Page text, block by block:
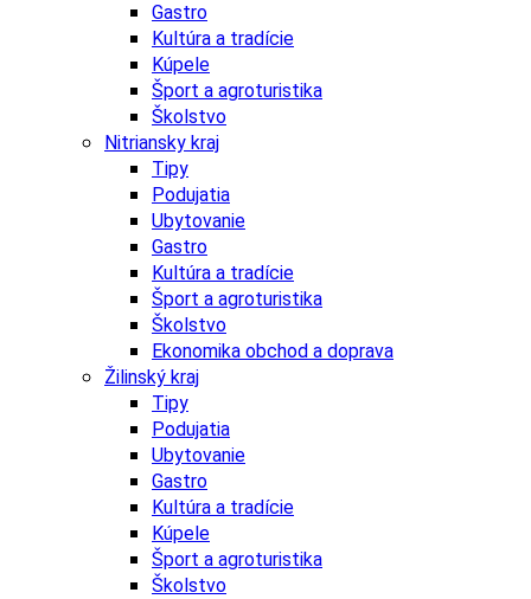
Gastro
Kultúra a tradície
Kúpele
Šport a agroturistika
Školstvo
Nitriansky kraj
Tipy
Podujatia
Ubytovanie
Gastro
Kultúra a tradície
Šport a agroturistika
Školstvo
Ekonomika obchod a doprava
Žilinský kraj
Tipy
Podujatia
Ubytovanie
Gastro
Kultúra a tradície
Kúpele
Šport a agroturistika
Školstvo